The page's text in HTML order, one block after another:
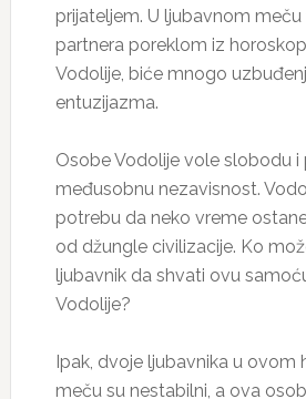
prijateljem. U ljubavnom
partnera poreklom iz
Vodolije, biće mnogo
entuzijazma.
Osobe Vodolije vole slobodu
međusobnu nezavisnost.
potrebu da neko vreme
od džungle civilizacije. Ko
ljubavnik da shvati ovu
Vodolije?
Ipak, dvoje ljubavnika u ovom
meču su nestabilni, a ova